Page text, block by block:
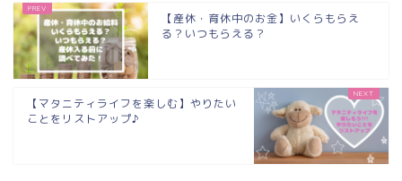
【産休・育休中のお金】いくらもらえ
る？いつもらえる？
【マタニティライフを楽しむ】やりたい
ことをリストアップ♪